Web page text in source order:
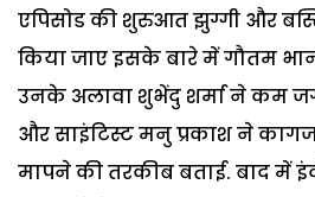
एपिसोड की शुरुआत झुग्गी और
किया जाए इसके बारे में गौतम
उनके अलावा शुभेंदु शर्मा ने कम
और साइंटिस्ट मनु प्रकाश ने
मापने की तरकीब बताई. बाद में